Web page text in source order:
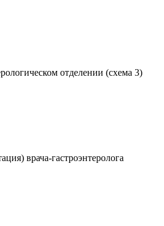
отделении (схема 3)
врача-гастроэнтеролога